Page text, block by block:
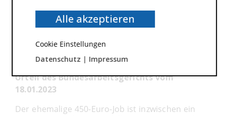
Gute Nachrichten für
Minijobber: Vollwertiger
Stundenlohn trotz Flexibilität
Urteil des Bundesarbeitsgerichts vom
18.01.2023
Der ehemalige 450-Euro-Job ist inzwischen ein
Alle akzeptieren
Cookie Einstellungen
Datenschutz| Impressum